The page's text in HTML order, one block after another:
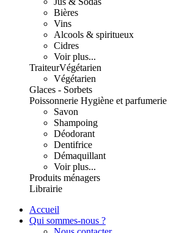
Bières
Vins
Alcools & spiritueux
Cidres
Voir plus...
TraiteurVégétarien
Végétarien
Glaces - Sorbets
Poissonnerie Hygiène et parfumerie
Savon
Shampoing
Déodorant
Dentifrice
Démaquillant
Voir plus...
Produits ménagers
Librairie
Accueil
Qui sommes-nous ?